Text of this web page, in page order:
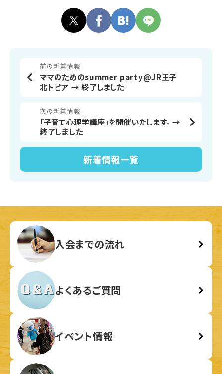
前の新着情報
ママのためのsummer party@JR王子
北トピア → 終了しました
新着情報一覧
次の新着情報
「子育て心理学講座」を開催いたします。 →
終了しました
入会までの流れ
よくあるご質問
イベント情報